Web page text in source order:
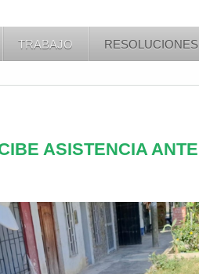
TRABAJO RESOLUCIONES
ASISTENCIA ANTE